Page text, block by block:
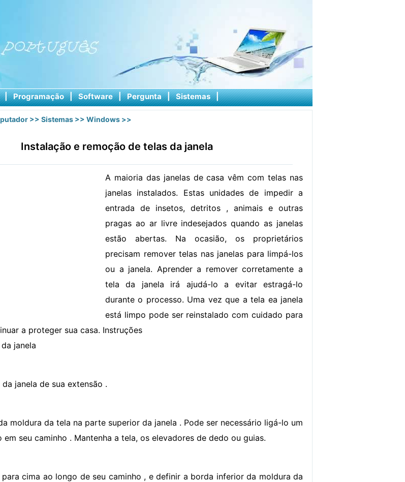
| Programação | Software | Pergunta | Sistemas |
>> Sistemas >> Windows >>
Instalação e remoção de telas da janela
A maioria das janelas de casa vêm com telas nas
janelas instalados. Estas unidades de impedir a
entrada de insetos, detritos , animais e outras
pragas ao ar livre indesejados quando as janelas
estão abertas. Na ocasião, os proprietários
precisam remover telas nas janelas para limpá-los
ou a janela. Aprender a remover corretamente a
tela da janela irá ajudá-lo a evitar estragá-lo
durante o processo. Uma vez que a tela ea janela
está limpo pode ser reinstalado com cuidado para
a proteger sua casa. Instruções
janela
janela de sua extensão .
moldura da tela na parte superior da janela . Pode ser necessário ligá-lo um
seu caminho . Mantenha a tela, os elevadores de dedo ou guias.
cima ao longo de seu caminho , e definir a borda inferior da moldura da